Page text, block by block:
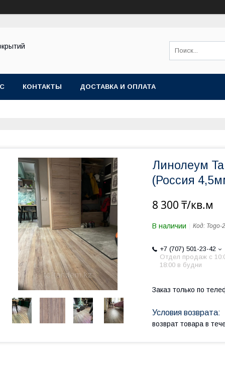
КОНТАКТЫ ДОСТАВКА И ОПЛАТА
Линолеум
(Россия
8 300 ₸/кв.м
В наличии Код: Togo-
+7 (707) 501-23-42
Отдел продаж c
18:00 в будни
Заказ только по
возврат товара в